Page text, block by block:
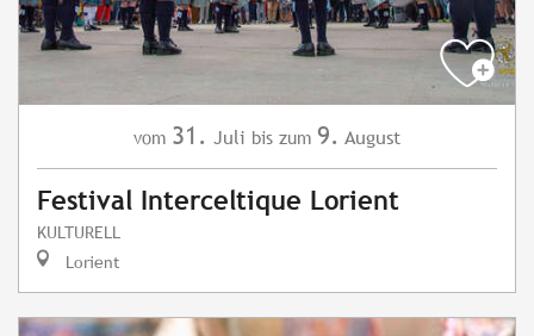
vom 31. Juli bis zum 9. August
Festival Interceltique Lorient
KULTURELL
Lorient